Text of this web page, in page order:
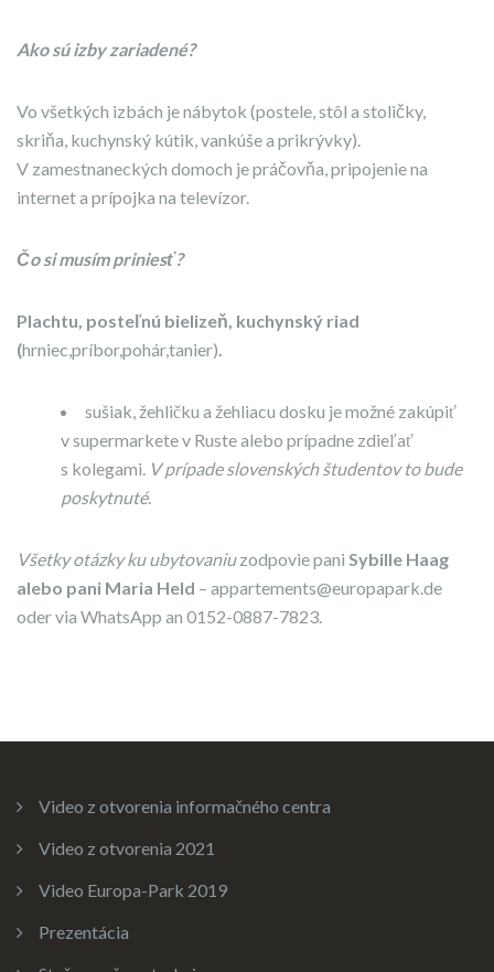
Ako sú izby zariadené?
Vo všetkých izbách je nábytok (postele, stôl a stoličky,
skriňa, kuchynský kútik, vankúše a prikrývky).
V zamestnaneckých domoch je práčovňa, pripojenie na
internet a prípojka na televízor.
Čo si musím priniesť?
Plachtu, posteľnú bielizeň, kuchynský riad
(hrniec,príbor,pohár,tanier).
sušiak, žehličku a žehliacu dosku je možné zakúpiť
v supermarkete v Ruste alebo prípadne zdieľať
s kolegami. V prípade slovenských študentov to bude
poskytnuté.
Všetky otázky ku ubytovaniuzodpovie pani Sybille Haag
alebo pani Maria Held – appartements@europapark.de
oder via WhatsApp an 0152-0887-7823.
Video z otvorenia informačného centra
Video z otvorenia 2021
Video Europa-Park 2019
Prezentácia